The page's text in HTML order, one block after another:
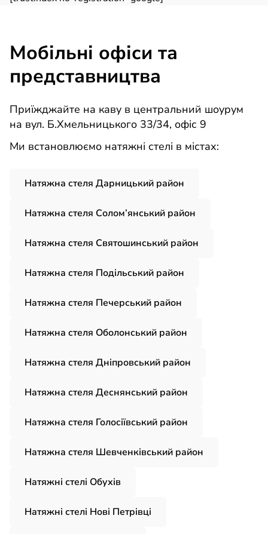
Мобільні офіси та
представництва
Приїжджайте на каву в центральний шоурум
на вул. Б.Хмельницького 33/34, офіс 9
Ми встановлюємо натяжні стелі в містах:
Натяжна стеля Дарницький район
Натяжна стеля Солом’янський район
Натяжна стеля Святошинський район
Натяжна стеля Подільський район
Натяжна стеля Печерський район
Натяжна стеля Оболонський район
Натяжна стеля Дніпровський район
Натяжна стеля Деснянський район
Натяжна стеля Голосіївський район
Натяжна стеля Шевченківський район
Натяжні стелі Обухів
Натяжні стелі Нові Петрівці